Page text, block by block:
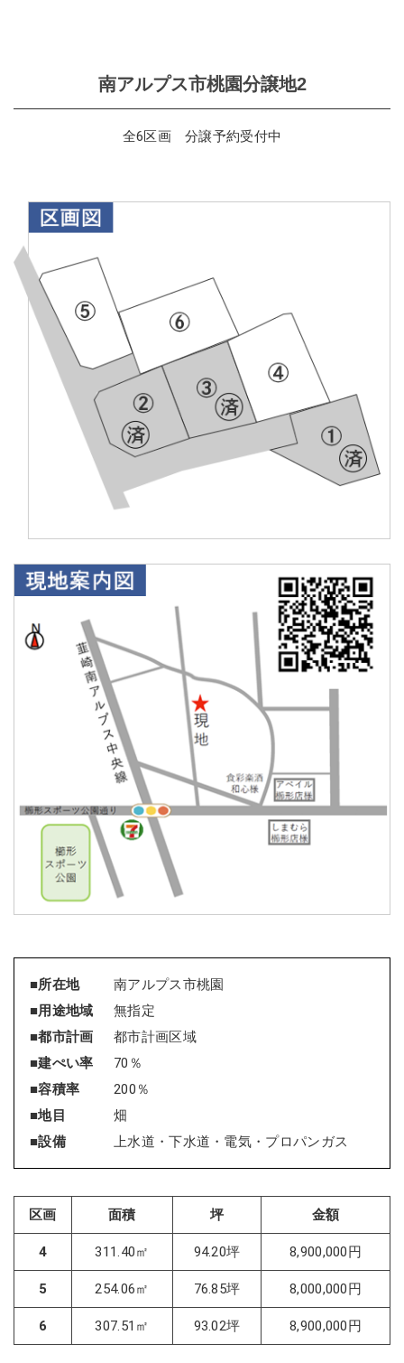
南アルプス市桃園分譲地2
全6区画 分譲予約受付中
■所在地
南アルプス市桃園
■用途地域
無指定
■都市計画
都市計画区域
■建ぺい率
70％
■容積率
200％
■地目
畑
■設備
上水道・下水道・電気・プロパンガス
区画 面積 坪 金額
4 311.40㎡ 94.20坪 8,900,000円
5 254.06㎡ 76.85坪 8,000,000円
6 307.51㎡ 93.02坪 8,900,000円